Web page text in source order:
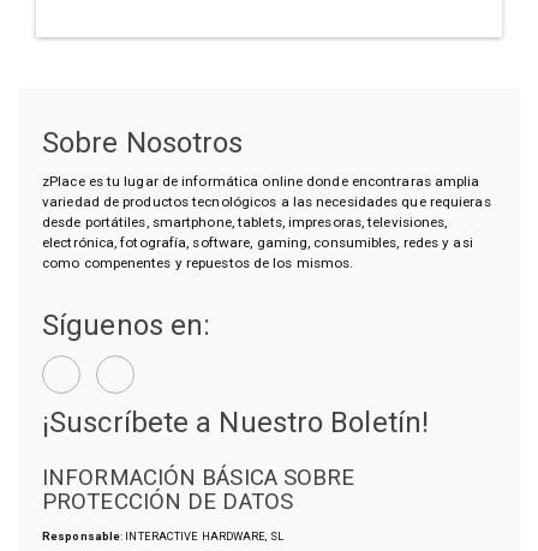
Sobre Nosotros
zPlace es tu lugar de informática online donde encontraras amplia
variedad de productos tecnológicos a las necesidades que requieras
desde portátiles, smartphone, tablets, impresoras, televisiones,
electrónica, fotografía, software, gaming, consumibles, redes y asi
como compenentes y repuestos de los mismos.
Síguenos en:
¡Suscríbete a Nuestro Boletín!
INFORMACIÓN BÁSICA SOBRE
PROTECCIÓN DE DATOS
Responsable: INTERACTIVE HARDWARE, SL